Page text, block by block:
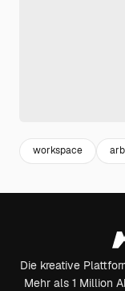
workspace
Die kreative
Mehr als 1 Million